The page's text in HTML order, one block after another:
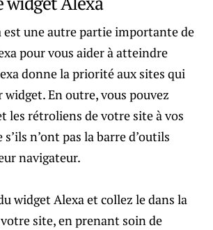
est une autre partie importante de
pour vous aider à atteindre
donne la priorité aux sites qui
En outre, vous pouvez
les rétroliens de votre site à vos
n’ont pas la barre d’outils
navigateur.
widget Alexa et collez le dans la
site, en prenant soin de